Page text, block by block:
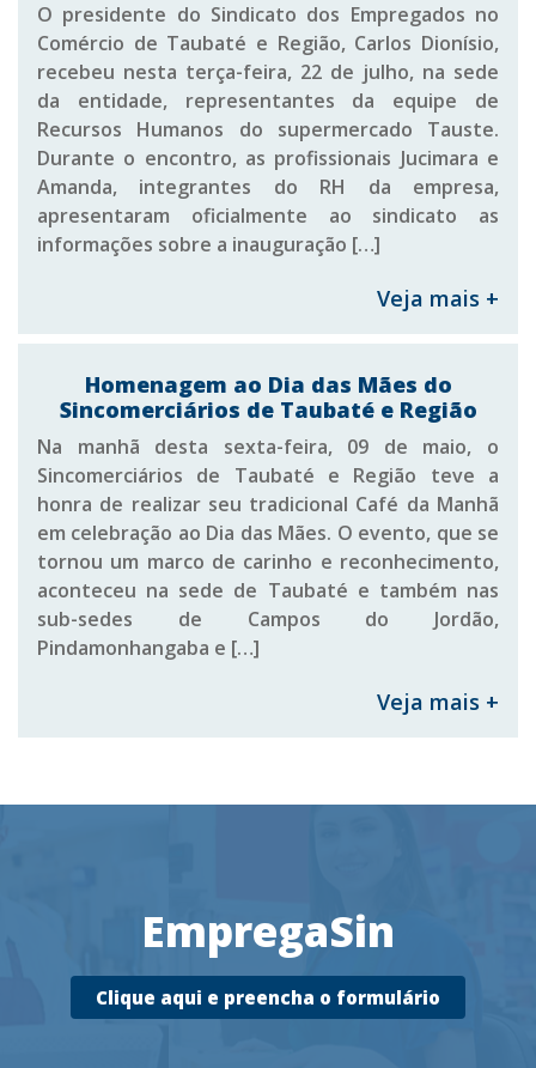
O presidente do Sindicato dos Empregados no
Comércio de Taubaté e Região, Carlos Dionísio,
recebeu nesta terça-feira, 22 de julho, na sede
da entidade, representantes da equipe de
Recursos Humanos do supermercado Tauste.
Durante o encontro, as profissionais Jucimara e
Amanda, integrantes do RH da empresa,
apresentaram oficialmente ao sindicato as
informações sobre a inauguração […]
Veja mais +
Homenagem ao Dia das Mães do
Sincomerciários de Taubaté e Região
Na manhã desta sexta-feira, 09 de maio, o
Sincomerciários de Taubaté e Região teve a
honra de realizar seu tradicional Café da Manhã
em celebração ao Dia das Mães. O evento, que se
tornou um marco de carinho e reconhecimento,
aconteceu na sede de Taubaté e também nas
sub-sedes de Campos do Jordão,
Pindamonhangaba e […]
Veja mais +
EmpregaSin
Clique aqui e preencha o formulário